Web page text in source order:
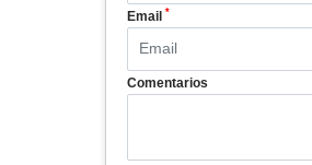
Email *
Comentarios